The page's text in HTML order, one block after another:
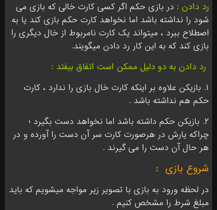
رد دادن : در بازی حکم اگر کسی کارت خالی که بازی می
شود را نداشته باشد اما نخواهد کارت حکم بازی کند یا به
اصطلاح ببرد ، میتواند یک کارت نامربوط از خال دیگری را
بازی کند که به این کار رد دادن میگویند.
رد دادن به دو دلیل ممکن است اتفاق بیفتد :
۱. بازیکن علاوه بر اینکه کارت خال بازی را ندارد ، کارت
حکم هم نداشته باشد .
۲. بازیکن حکم داشته باشد اما نخواهد دست بگیرد ؛
چراکه یارش در هرصورت کارت سر آن دست را آورده و در
هر حال آن دست را می گیرند .
شروع بازی :
در لحظه ورود به بازی با تصویر زیر مواجه میشویم که باید
مبلغ شرط را مشخص کنیم .